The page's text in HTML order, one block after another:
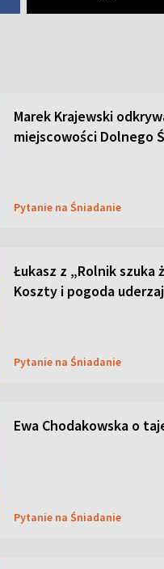
Marek Krajewski
miejscowości Dolnego
Pytanie na Śniadanie
Łukasz z „Rolnik szuka
Koszty i pogoda
Pytanie na Śniadanie
Ewa Chodakowska o
Pytanie na Śniadanie